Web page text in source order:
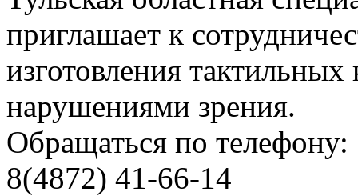
приглашает к
изготовления
нарушениями зрения.
Обращаться по телефону:
8(4872) 41-66-14